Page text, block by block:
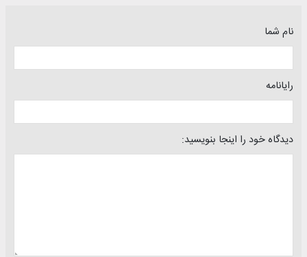
نام شما
رایانامه
دیدگاه خود را اینجا بنویسید: